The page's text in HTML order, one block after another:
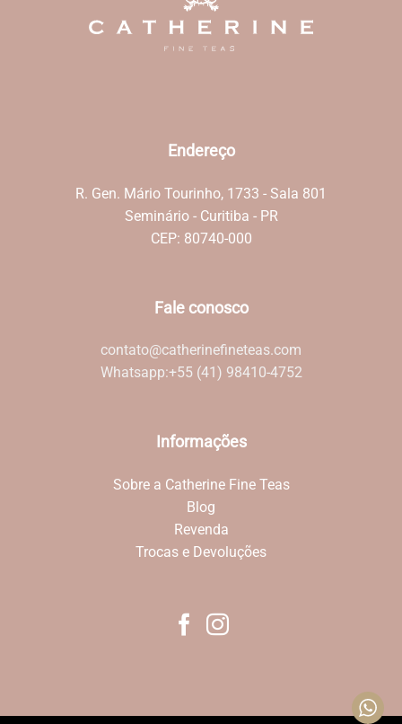
Endereço
R. Gen. Mário Tourinho, 1733 - Sala 801
Seminário - Curitiba - PR
CEP: 80740-000
Fale conosco
contato@catherinefineteas.com
Whatsapp:+55 (41) 98410-4752
Informações
Sobre a Catherine Fine Teas
Blog
Revenda
Trocas e Devoluções